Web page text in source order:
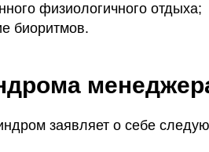
физиологичного отдыха;
биоритмов.
заявляет о себе